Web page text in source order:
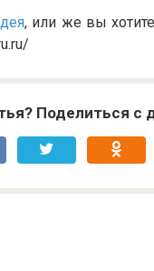
, или же вы
Поделиться с